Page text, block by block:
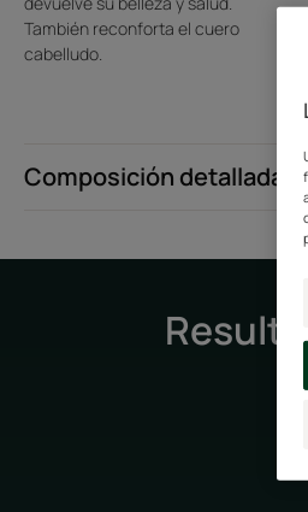
Composición detallada
También reconforta el cuero
cabelludo.